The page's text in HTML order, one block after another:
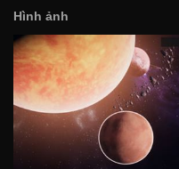
Hình ảnh